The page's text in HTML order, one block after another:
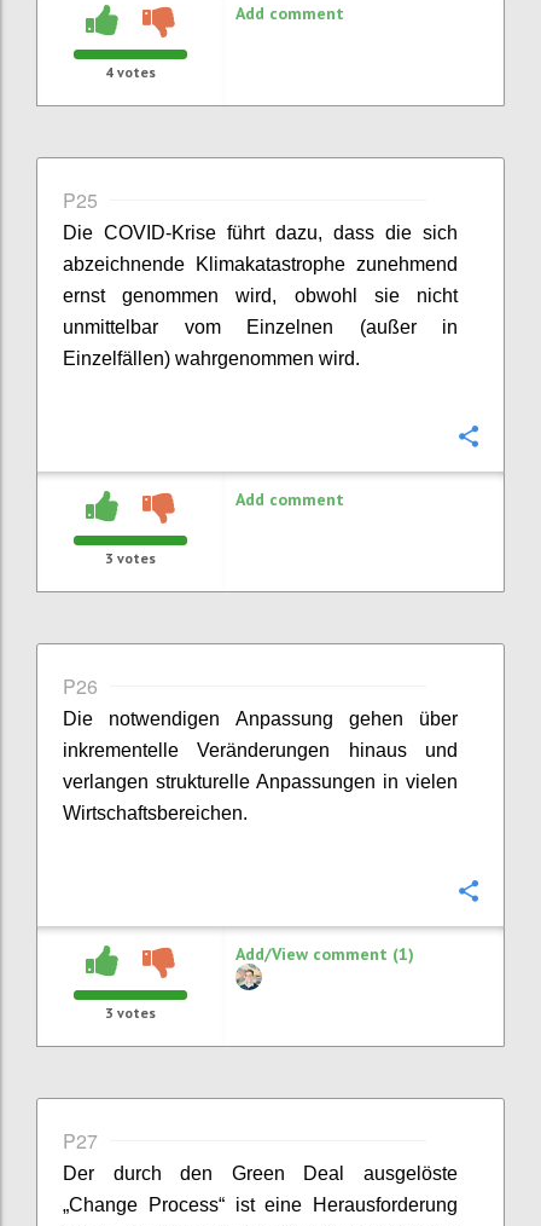
4 votes
Add comment
P25
Die COVID-Krise führt dazu, dass die sich
abzeichnende Klimakatastrophe zunehmend
ernst genommen wird, obwohl sie nicht
unmittelbar vom Einzelnen (außer in
Einzelfällen) wahrgenommen wird.
3 votes
Add comment
P26
Die notwendigen Anpassung gehen über
inkrementelle Veränderungen hinaus und
verlangen strukturelle Anpassungen in vielen
Wirtschaftsbereichen.
3 votes
Add/View comment (1)
P27
Der durch den Green Deal ausgelöste
„Change
Process“ ist eine Herausforderung